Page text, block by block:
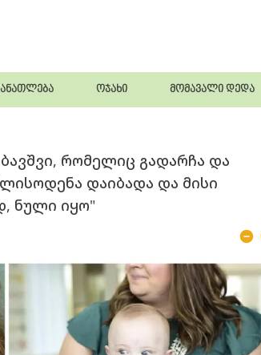
ოჯახი მომავალი დედა
რომელიც გადარჩა და
დაიბადა და მისი
ნული იყო"